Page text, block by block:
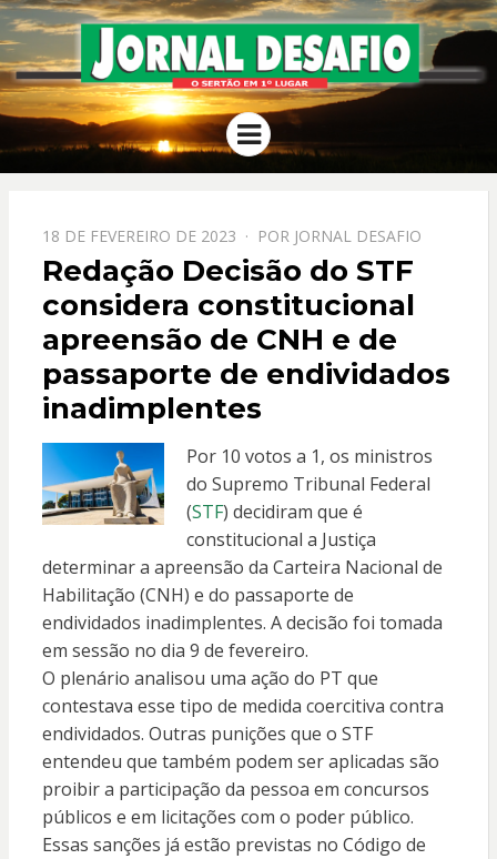
JORNAL
DESAFIO
O Sertão em 1º Lugar
Menu
PPOSTADO
EM
18 DE FEVEREIRO DE 2023 POR JORNAL DESAFIO
Redação Decisão do STF
considera constitucional
apreensão de CNH e de
passaporte de endividados
inadimplentes
Por 10 votos a 1, os ministros
do Supremo Tribunal Federal
(STF) decidiram que é
constitucional a Justiça
determinar a apreensão da Carteira Nacional de
Habilitação (CNH) e do passaporte de
endividados inadimplentes. A decisão foi tomada
em sessão no dia 9 de fevereiro.
O plenário analisou uma ação do PT que
contestava esse tipo de medida coercitiva contra
endividados. Outras punições que o STF
entendeu que também podem ser aplicadas são
proibir a participação da pessoa em concursos
públicos e em licitações com o poder público.
Essas sanções já estão previstas no Código de